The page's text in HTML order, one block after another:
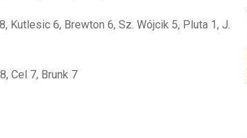
Kutlesic 6, Brewton 6, Sz. Wójcik 5, Pluta 1, J.
Cel 7, Brunk 7